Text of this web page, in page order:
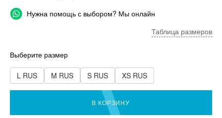
Нужна помощь с выбором? Мы онлайн
Таблица размеров
Выберите размер
L RUS M RUS S RUS XS RUS
В КОРЗИНУ